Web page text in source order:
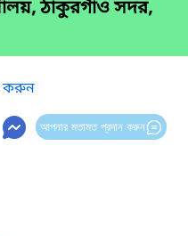
ঠাকুরগাঁও সদর,
করুন
আপনার মতামত প্রদান করুন